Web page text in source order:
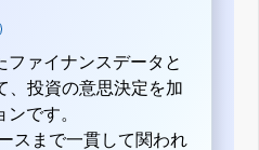
ファイナンスデータと
、投資の意思決定を加
です。
スまで一貫して関われ